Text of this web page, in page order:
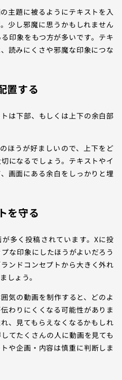
主題に被るようにテキストを入
少し邪魔に思うかもしれません
印象をもつ方が多いです。テキ
読みにくさや邪魔な印象につな
置する
は下部、もしくは上下の余白部
ほうが好ましいので、上下をど
になるでしょう。テキストやイ
画面にある余白をしっかりと埋
を守る
多く投稿されています。Xに投
な印象にしたほうがよいだろう
ンドコンセプトから大きく外れ
しょう。
気の動画を制作すると、どのよ
わりにくくなる可能性がありま
、見てもらえなくなるかもしれ
てたくさんの人に動画を見ても
や企画・内容は慎重に判断しま